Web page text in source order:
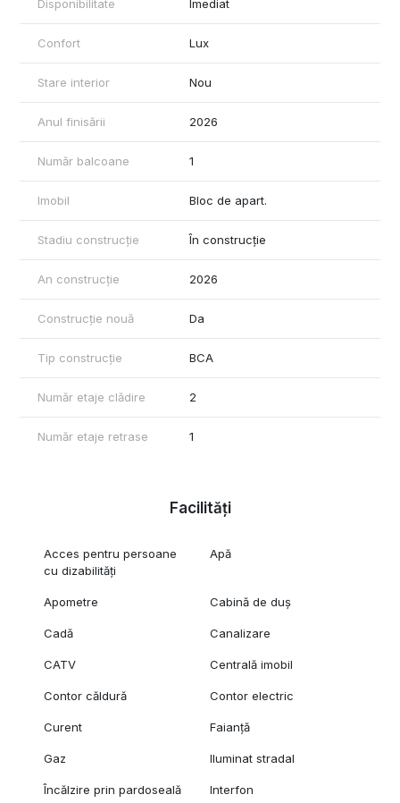
Disponibilitate Imediat
Confort Lux
Stare interior Nou
Anul finisării 2026
Număr balcoane 1
Imobil Bloc de apart.
Stadiu construcție În construcție
An construcție 2026
Construcție nouă Da
Tip construcție BCA
Număr etaje clădire 2
Număr etaje retrase 1
Facilități
Acces pentru persoane
cu dizabilități
Apă
Apometre Cabină de duș
Cadă Canalizare
CATV Centrală imobil
Contor căldură Contor electric
Curent Faianță
Gaz Iluminat stradal
Încălzire prin pardoseală Interfon